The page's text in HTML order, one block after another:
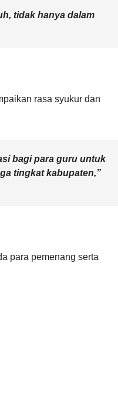
tidak hanya dalam
rasa syukur dan
bagi para guru untuk
tingkat kabupaten,”
para pemenang serta